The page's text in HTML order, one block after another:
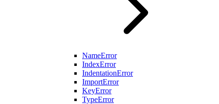
NameError
IndexError
IndentationError
ImportError
KeyError
TypeError